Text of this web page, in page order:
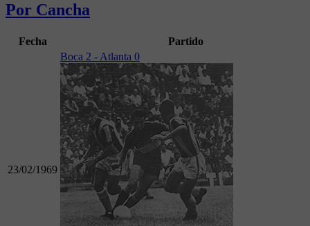
Por Cancha
Fecha Partido
23/02/1969
Boca 2 - Atlanta 0